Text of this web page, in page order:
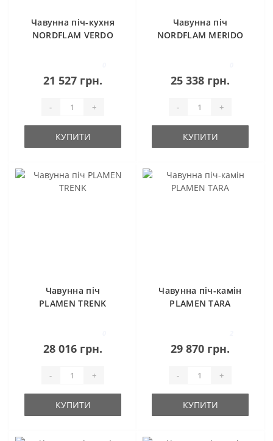
Чавунна піч-кухня
NORDFLAM VERDO
21 527 грн.
- +
КУПИТИ
Чавунна піч
NORDFLAM MERIDO
25 338 грн.
- +
КУПИТИ
Чавунна піч
PLAMEN TRENK
28 016 грн.
- +
КУПИТИ
Чавунна піч-камін
PLAMEN TARA
29 870 грн.
- +
КУПИТИ